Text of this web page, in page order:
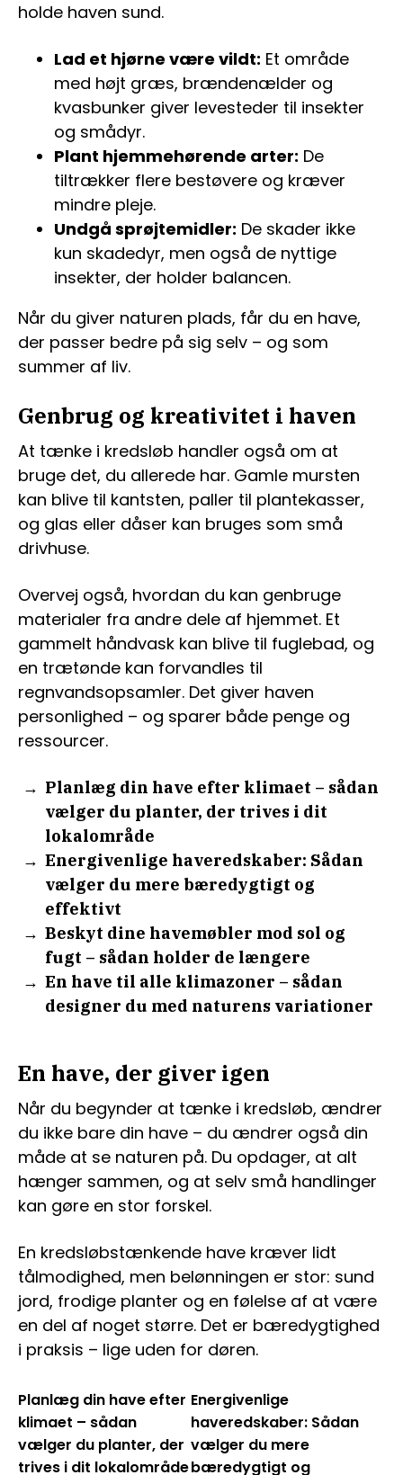
holde haven sund.
Lad et hjørne være vildt: Et område
med højt græs, brændenælder og
kvasbunker giver levesteder til insekter
og smådyr.
Plant hjemmehørende arter: De
tiltrækker flere bestøvere og kræver
mindre pleje.
Undgå sprøjtemidler: De skader ikke
kun skadedyr, men også de nyttige
insekter, der holder balancen.
Når du giver naturen plads, får du en have,
der passer bedre på sig selv – og som
summer af liv.
Genbrug og kreativitet i haven
At tænke i kredsløb handler også om at
bruge det, du allerede har. Gamle mursten
kan blive til kantsten, paller til plantekasser,
og glas eller dåser kan bruges som små
drivhuse.
Overvej også, hvordan du kan genbruge
materialer fra andre dele af hjemmet. Et
gammelt håndvask kan blive til fuglebad, og
en trætønde kan forvandles til
regnvandsopsamler. Det giver haven
personlighed – og sparer både penge og
ressourcer.
Planlæg din have efter klimaet – sådan
vælger du planter, der trives i dit
lokalområde
Energivenlige haveredskaber: Sådan
vælger du mere bæredygtigt og
effektivt
Beskyt dine havemøbler mod sol og
fugt – sådan holder de længere
En have til alle klimazoner – sådan
designer du med naturens variationer
En have, der giver igen
Når du begynder at tænke i kredsløb, ændrer
du ikke bare din have – du ændrer også din
måde at se naturen på. Du opdager, at alt
hænger sammen, og at selv små handlinger
kan gøre en stor forskel.
En kredsløbstænkende have kræver lidt
tålmodighed, men belønningen er stor: sund
jord, frodige planter og en følelse af at være
en del af noget større. Det er bæredygtighed
i praksis – lige uden for døren.
Planlæg din have efter
klimaet – sådan
vælger du planter, der
trives i dit lokalområde
Energivenlige
haveredskaber: Sådan
vælger du mere
bæredygtigt og